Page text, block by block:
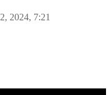
e-mail
2024, 7:21